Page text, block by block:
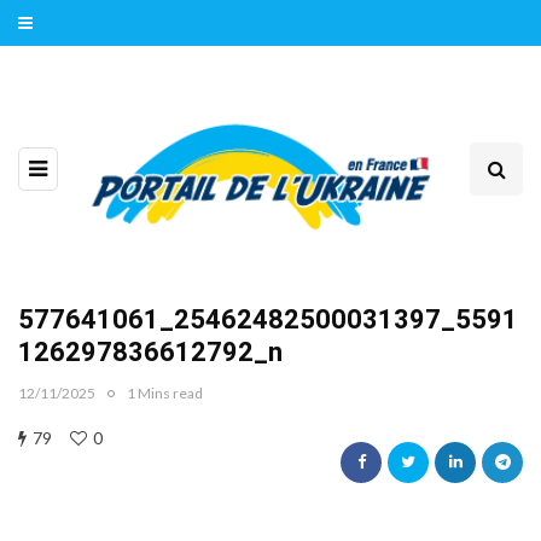
577641061_25462482500031397_5591
126297836612792_n
12/11/2025 1 Mins read
79 0